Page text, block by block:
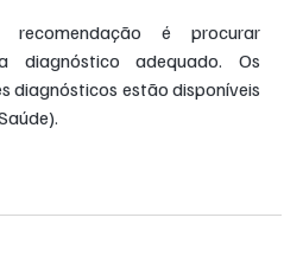
é procurar
diagnóstico adequado. Os
diagnósticos estão disponíveis